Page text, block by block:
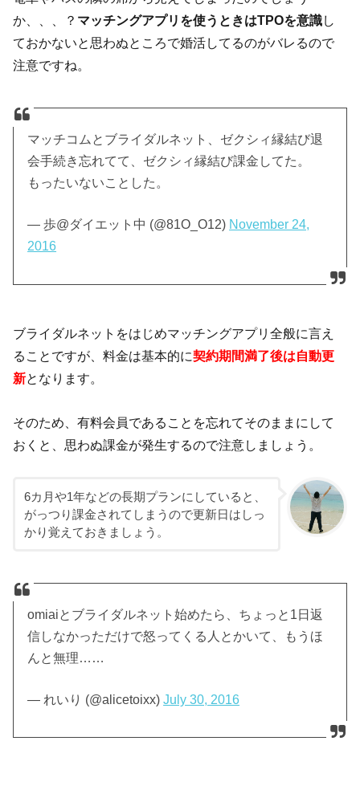
か、、、？ マッチングアプリを使うときはTPOを意識し
ておかないと思わぬところで婚活してるのがバレるので
注意ですね。
マッチコムとブライダルネット、ゼクシィ縁結び退
会手続き忘れてて、ゼクシィ縁結び課金してた。
もったいないことした。
— 歩@ダイエット中 (@81O_O12) November 24,
2016
ブライダルネットをはじめマッチングアプリ全般に言え
ることですが、料金は基本的に契約期間満了後は自動更
新となります。
そのため、有料会員であることを忘れてそのままにして
おくと、思わぬ課金が発生するので注意しましょう。
6カ月や1年などの長期プランにしていると、
がっつり課金されてしまうので更新日はしっ
かり覚えておきましょう。
omiaiとブライダルネット始めたら、ちょっと1日返
信しなかっただけで怒ってくる人とかいて、もうほ
んと無理……
— れいり (@alicetoixx)July 30, 2016